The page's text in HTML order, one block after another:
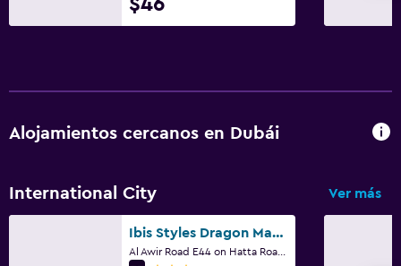
Alojamientos cercanos en Dubái
International City Ver más
Ibis Styles Dragon Mart Dubai